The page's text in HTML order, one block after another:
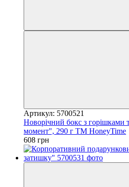
Артикул: 5700521
Новорічний бокс з
момент", 290 г ТМ HoneyTime
608 грн